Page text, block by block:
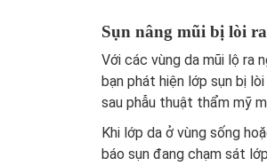
Sụn nâng mũi bị lòi
Với các vùng da mũi lộ ra
bạn phát hiện lớp sụn bị
sau phẫu thuật thẩm mỹ
Khi lớp da ở vùng sống
báo sụn đang chạm sát